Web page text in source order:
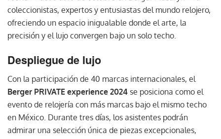
coleccionistas, expertos y entusiastas del mundo relojero,
ofreciendo un espacio inigualable donde el arte, la
precisión y el lujo convergen bajo un solo techo.
Despliegue de lujo
Con la participación de 40 marcas internacionales, el
Berger PRIVATE experience 2024 se posiciona como el
evento de relojería con más marcas bajo el mismo techo
en México. Durante tres días, los asistentes podrán
admirar una selección única de piezas excepcionales,